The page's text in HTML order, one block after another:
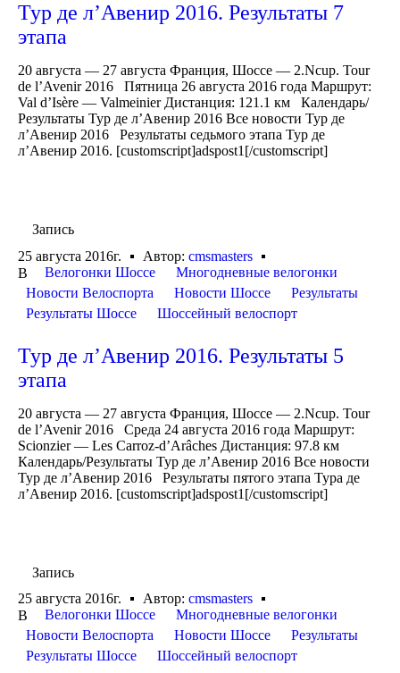
Тур де л’Авенир 2016. Результаты 7
этапа
20 августа — 27 августа Франция, Шоссе — 2.Ncup. Tour
de l’Avenir 2016 Пятница 26 августа 2016 года Маршрут:
Val d’Isère — Valmeinier Дистанция: 121.1 км Календарь/
Результаты Тур де л’Авенир 2016 Все новости Тур де
л’Авенир 2016 Результаты седьмого этапа Тур де
л’Авенир 2016. [customscript]adspost1[/customscript]
Запись
25 августа 2016г.
Автор: cmsmasters
В
Велогонки Шоссе
Многодневные велогонки
Новости Велоспорта
Новости Шоссе
Результаты
Результаты Шоссе
Шоссейный велоспорт
Тур де л’Авенир 2016. Результаты 5
этапа
20 августа — 27 августа Франция, Шоссе — 2.Ncup. Tour
de l’Avenir 2016 Среда 24 августа 2016 года Маршрут:
Scionzier — Les Carroz-d’Arâches Дистанция: 97.8 км
Календарь/Результаты Тур де л’Авенир 2016 Все новости
Тур де л’Авенир 2016 Результаты пятого этапа Тура де
л’Авенир 2016. [customscript]adspost1[/customscript]
Запись
25 августа 2016г.
Автор: cmsmasters
В
Велогонки Шоссе
Многодневные велогонки
Новости Велоспорта
Новости Шоссе
Результаты
Результаты Шоссе
Шоссейный велоспорт